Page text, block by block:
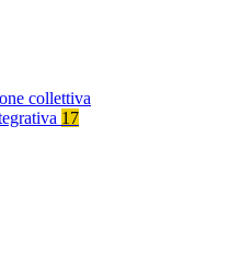
collettiva
17